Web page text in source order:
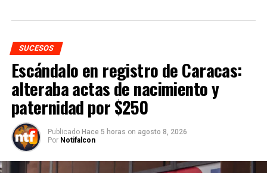
SUCESOS
Escándalo en registro de Caracas:
alteraba actas de nacimiento y
paternidad por $250
Publicado Hace 5 horas on agosto 8, 2026
Por Notifalcon